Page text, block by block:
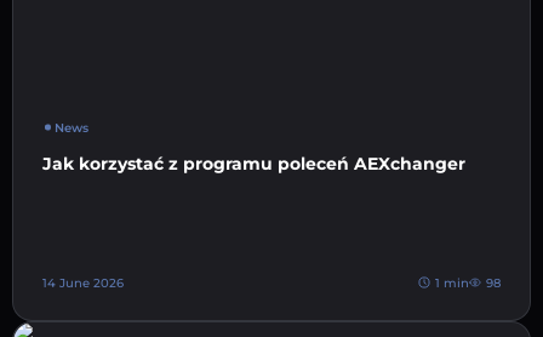
News
Jak korzystać z programu poleceń AEXchanger
14 June 2026 1 min 98